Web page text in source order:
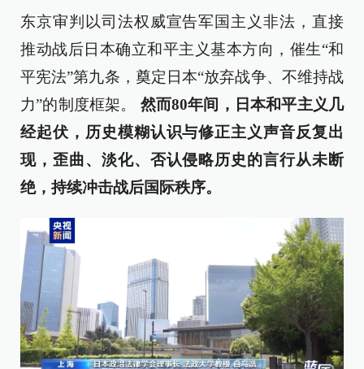
东京审判以司法权威宣告军国主义非法，直接
推动战后日本确立和平主义基本方向，催生“和
平宪法”第九条，奠定日本“放弃战争、不维持战
力”的制度框架。
然而80年间，日本和平主义几
经起伏，历史模糊认识与修正主义声音反复出
现，歪曲、淡化、否认侵略历史的言行从未断
绝，持续冲击战后国际秩序。